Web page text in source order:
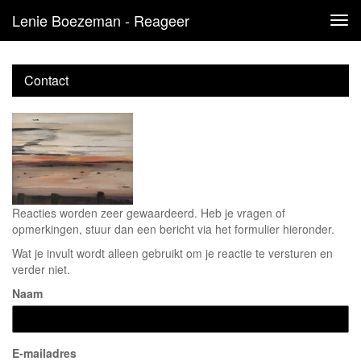
Lenie Boezeman - Reageer
Contact
Reacties worden zeer gewaardeerd. Heb je vragen of
opmerkingen, stuur dan een bericht via het formulier hieronder.
Wat je invult wordt alleen gebruikt om je reactie te versturen en
verder niet.
Naam
E-mailadres